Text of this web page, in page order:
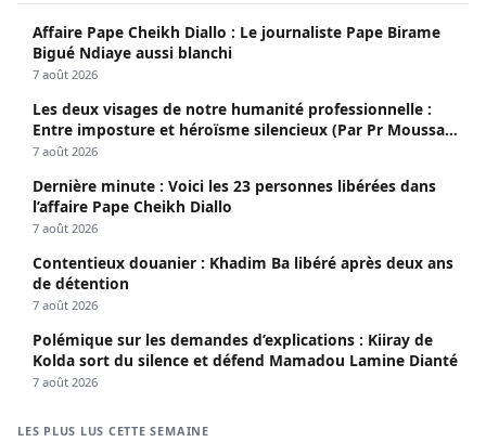
Affaire Pape Cheikh Diallo : Le journaliste Pape Birame
Bigué Ndiaye aussi blanchi
7 août 2026
Les deux visages de notre humanité professionnelle :
Entre imposture et héroïsme silencieux (Par Pr Moussa
Seydi)
7 août 2026
Dernière minute : Voici les 23 personnes libérées dans
l’affaire Pape Cheikh Diallo
7 août 2026
Contentieux douanier : Khadim Ba libéré après deux ans
de détention
7 août 2026
Polémique sur les demandes d’explications : Kiiray de
Kolda sort du silence et défend Mamadou Lamine Dianté
7 août 2026
LES PLUS LUS CETTE SEMAINE